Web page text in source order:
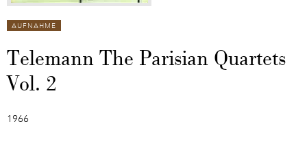
AUFNAHME
Telemann The Parisian Quartets
Vol. 2
1966